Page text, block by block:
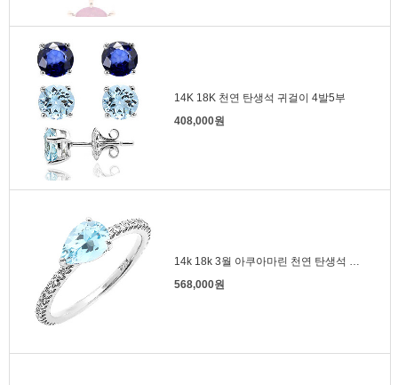
14K 18K 천연 탄생석 귀걸이 4발5부
408,000원
14k 18k 3월 아쿠아마린 천연 탄생석 반지 물방울
568,000원